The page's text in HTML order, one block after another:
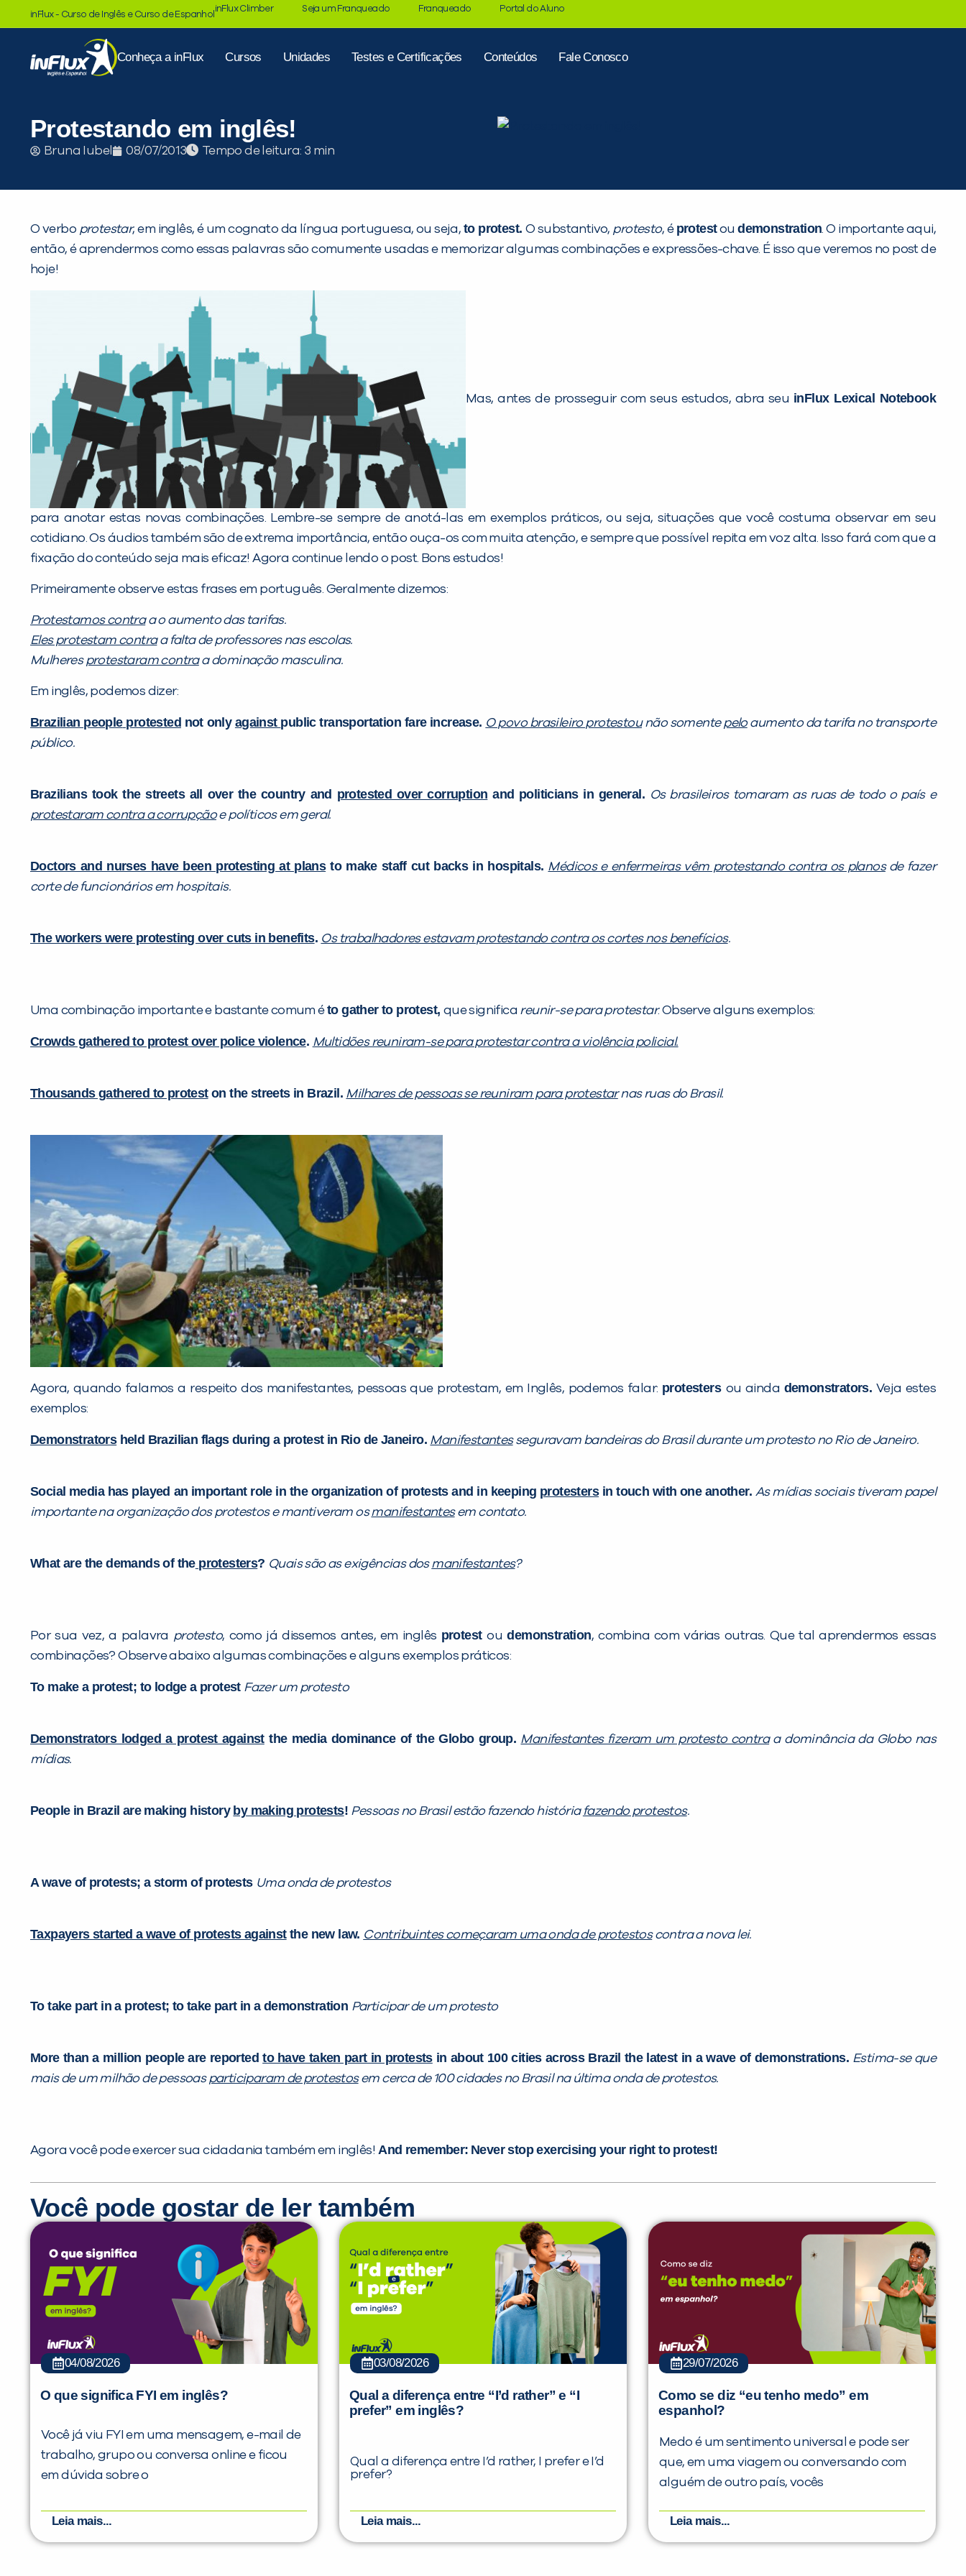
inFlux - Curso de Inglês e Curso de Espanhol
inFlux Climber Seja um Franqueado Franqueado Portal do Aluno
Conheça a inFlux Cursos Unidades Testes e Certificações Conteúdos Fale Conosco
Protestando em inglês!
Bruna Iubel 08/07/2013 Tempo de leitura:
O verbo protestar, em inglês, é um cognato da língua portuguesa, ou seja, to protest.O substantivo, protesto, é protestoudemonstration. O importante aqui,
então, é aprendermos como essas palavras são comumente usadas e memorizar algumas combinações e expressões-chave. É isso que veremos no post de
hoje!
Mas, antes de prosseguir com seus estudos, abra seu inFlux Lexical Notebook
para anotar estas novas combinações. Lembre-se sempre de anotá-las em exemplos práticos, ou seja, situações que você costuma observar em seu
cotidiano. Os áudios também são de extrema importância, então ouça-os com muita atenção, e sempre que possível repita em voz alta. Isso fará com que a
fixação do conteúdo seja mais eficaz! Agora continue lendo o post. Bons estudos!
Primeiramente observe estas frases em português. Geralmente dizemos:
Protestamos contraa o aumento das tarifas.
Eles protestam contraa falta de professores nas escolas.
Mulheresprotestaram contraa dominação masculina.
Em inglês, podemos dizer:
Brazilian peopleprotested not only against public transportation fare increase. O povo brasileiro protestounão somentepeloaumento da tarifa no transporte
público.
Brazilians took the streets all over the country and protested over corruption and politicians in general. Os brasileiros tomaram as ruas de todo o país e
protestaram contra a corrupçãoe políticos em geral.
Doctors and nurses have been protesting at plansto make staff cut backs in hospitals. Médicos e enfermeiras vêm protestando contra os planosde fazer
corte de funcionários em hospitais.
The workers were protesting over cuts in benefits. Os trabalhadores estavam protestando contra os cortes nos benefícios.
Uma combinação importante e bastante comum éto gather to protest, que significa reunir-se para protestar. Observe alguns exemplos:
Crowds gathered to protest over police violence. Multidões reuniram-se para protestar contra a violência policial.
Thousands gathered to proteston the streets in Brazil. Milhares de pessoasse reuniram para protestarnas ruas do Brasil.
Agora, quando falamos a respeito dos manifestantes, pessoas que protestam, em Inglês, podemos falar: protesters ou ainda demonstrators. Veja estes
exemplos:
Demonstratorsheld Brazilian flags during a protest in Rio de Janeiro. Manifestantesseguravam bandeiras do Brasil durante um protesto no Rio de Janeiro.
Social media has played an important role in the organization of protests and in keeping protestersin touch with one another. As mídias sociais tiveram papel
importante na organização dos protestos e mantiveram osmanifestantesem contato.
What are the demands of theprotesters? Quais são as exigências dosmanifestantes?
Por sua vez, a palavra protesto, como já dissemos antes, em inglês protestoudemonstration, combina com várias outras. Que tal aprendermos essas
combinações? Observe abaixo algumas combinações e alguns exemplos práticos:
To make a protest; to lodge a protest Fazer um protesto
Demonstrators lodged a protest againstthe media dominance of the Globo group. Manifestantes fizeram um protesto contraa dominância da Globo nas
mídias.
People in Brazil are making history by making protests! Pessoas no Brasil estão fazendo história fazendo protestos.
A wave of protests; a storm of protests Uma onda de protestos
Taxpayersstarted a wave of protests againstthe new law. Contribuintescomeçaram uma onda de protestoscontra a nova lei.
To take part in a protest; to take part in a demonstration Participar de um protesto
More than a million people are reportedto have taken part in protestsin about 100 cities across Brazil the latest in a wave of demonstrations. Estima-se que
mais de um milhão de pessoasparticiparam de protestosem cerca de 100 cidades no Brasil na última onda de protestos.
Agora você pode exercer sua cidadania também em inglês! And remember: Never stop exercising your right to protest!
Você pode gostar de ler também
04/08/2026
O que significa FYI em inglês?
Você já viu FYI em uma mensagem, e-mail de
trabalho, grupo ou conversa online e ficou
em dúvida sobre o
Leia mais...
03/08/2026
Qual a diferença entre “I’d rather” e “I
prefer” em inglês?
Qual a diferença entre I’d rather, I prefer e I’d
prefer?
Leia mais...
29/07/2026
Como se diz “eu tenho medo” em
espanhol?
Medo é um sentimento universal e pode ser
que, em uma viagem ou conversando com
alguém de outro país, vocês
Leia mais...PEÇA UMA DEMONSTRAÇÃO DE MÉTODO